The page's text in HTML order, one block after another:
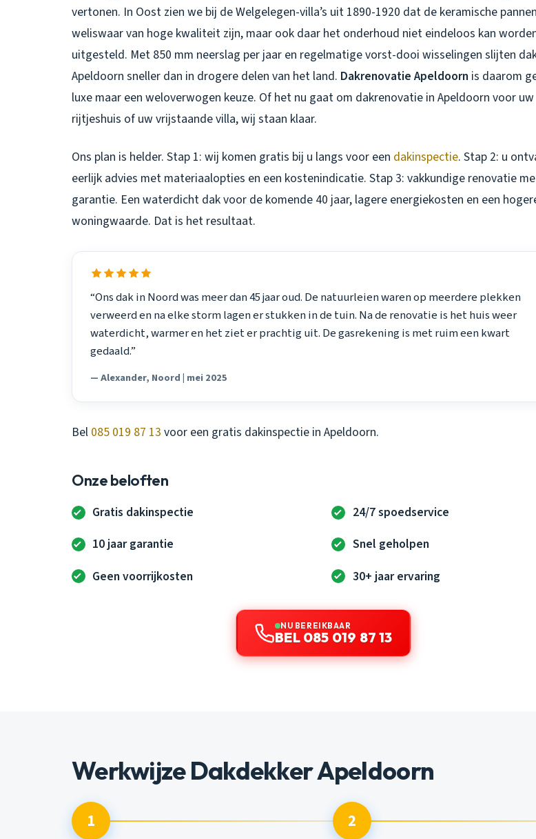
vertonen. In Oost zien we bij de Welgelegen-villa’s uit 1890-1920 dat de keramische pannen
weliswaar van hoge kwaliteit zijn, maar ook daar het onderhoud niet eindeloos kan
uitgesteld. Met 850 mm neerslag per jaar en regelmatige vorst-dooi wisselingen slijten
Apeldoorn sneller dan in drogere delen van het land. Dakrenovatie Apeldoorn is daarom
luxe maar een weloverwogen keuze. Of het nu gaat om dakrenovatie in Apeldoorn voor uw
rijtjeshuis of uw vrijstaande villa, wij staan klaar.
Ons plan is helder. Stap 1: wij komen gratis bij u langs voor een dakinspectie. Stap 2: u
eerlijk advies met materiaalopties en een kostenindicatie. Stap 3: vakkundige renovatie
garantie. Een waterdicht dak voor de komende 40 jaar, lagere energiekosten en een
woningwaarde. Dat is het resultaat.
“Ons dak in Noord was meer dan 45 jaar oud. De natuurleien waren op meerdere plekken
verweerd en na elke storm lagen er stukken in de tuin. Na de renovatie is het huis weer
waterdicht, warmer en het ziet er prachtig uit. De gasrekening is met ruim een kwart
gedaald.”
— Alexander, Noord | mei 2025
Bel 085 019 87 13 voor een gratis dakinspectie in Apeldoorn.
Onze beloften
Gratis dakinspectie
24/7 spoedservice
10 jaar garantie
Snel geholpen
Geen voorrijkosten
30+ jaar ervaring
NU BEREIKBAAR
BEL 085 019 87 13
Werkwijze Dakdekker Apeldoorn
1 2